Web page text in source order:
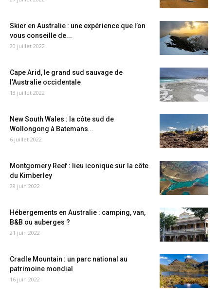
Skier en Australie : une expérience que l’on
vous conseille de...
20 juillet 2022
Cape Arid, le grand sud sauvage de
l’Australie occidentale
13 juillet 2022
New South Wales : la côte sud de
Wollongong à Batemans...
6 juillet 2022
Montgomery Reef : lieu iconique sur la côte
du Kimberley
29 juin 2022
Hébergements en Australie : camping, van,
B&B ou auberges ?
21 juin 2022
Cradle Mountain : un parc national au
patrimoine mondial
16 juin 2022